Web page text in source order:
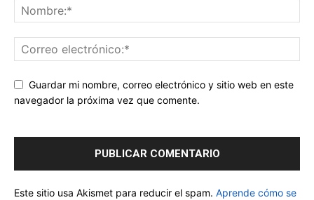
Guardar mi nombre, correo electrónico y sitio web en este
navegador la próxima vez que comente.
Este sitio usa Akismet para reducir el spam. Aprende cómo se